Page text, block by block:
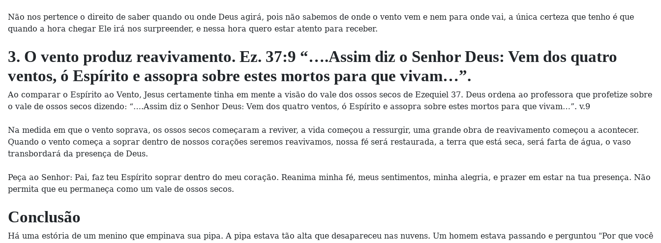
Não nos pertence o direito de saber quando ou onde Deus agirá, pois não sabemos de onde o vento vem e nem para onde vai, a única certeza que tenho é que
quando a hora chegar Ele irá nos surpreender, e nessa hora quero estar atento para receber.
3. O vento produz reavivamento. Ez. 37:9 “….Assim diz o Senhor Deus: Vem dos quatro
ventos, ó Espírito e assopra sobre estes mortos para que vivam…”.
Ao comparar o Espírito ao Vento, Jesus certamente tinha em mente a visão do vale dos ossos secos de Ezequiel 37. Deus ordena ao professora que profetize sobre
o vale de ossos secos dizendo: “….Assim diz o Senhor Deus: Vem dos quatro ventos, ó Espírito e assopra sobre estes mortos para que vivam…”. v.9
Na medida em que o vento soprava, os ossos secos começaram a reviver, a vida começou a ressurgir, uma grande obra de reavivamento começou a acontecer.
Quando o vento começa a soprar dentro de nossos corações seremos reavivamos, nossa fé será restaurada, a terra que está seca, será farta de água, o vaso
transbordará da presença de Deus.
Peça ao Senhor: Pai, faz teu Espírito soprar dentro do meu coração. Reanima minha fé, meus sentimentos, minha alegria, e prazer em estar na tua presença. Não
permita que eu permaneça como um vale de ossos secos.
Conclusão
Há uma estória de um menino que empinava sua pipa. A pipa estava tão alta que desapareceu nas nuvens. Um homem estava passando e perguntou "Por que você